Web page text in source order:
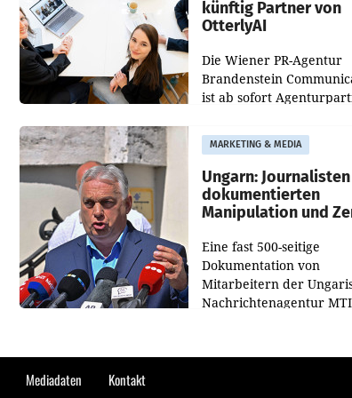
künftig Partner von
OtterlyAI
Die Wiener PR-Agentur
Brandenstein
ist ab sofort
Optimierungsplattform
OtterlyAI. Damit baut die
Agentur ihr
MARKETING & MEDIA
Ungarn: Journalisten
dokumentierten
Manipulation und
Eine fast 500-seitige
Dokumentation von
Mitarbeitern der
Nachrichtenagentur
der Agentur während
Mediadaten Kontakt